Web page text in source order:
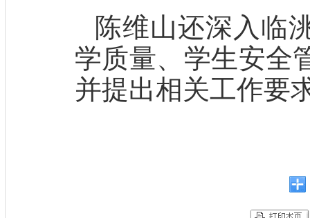
陈维山还深入临
学质量、学生安全
并提出相关工作要